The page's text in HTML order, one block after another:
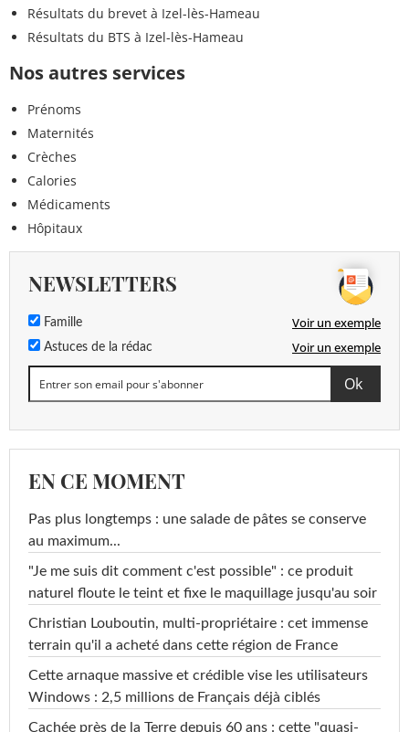
Résultats du brevet à Izel-lès-Hameau
Résultats du BTS à Izel-lès-Hameau
Nos autres services
Prénoms
Maternités
Crèches
Calories
Médicaments
Hôpitaux
NEWSLETTERS
Famille Voir un exemple
Astuces de la rédac Voir un exemple
EN CE MOMENT
Pas plus longtemps : une salade de pâtes se conserve
au maximum...
"Je me suis dit comment c'est possible" : ce produit
naturel floute le teint et fixe le maquillage jusqu'au soir
Christian Louboutin, multi-propriétaire : cet immense
terrain qu'il a acheté dans cette région de France
Cette arnaque massive et crédible vise les utilisateurs
Windows : 2,5 millions de Français déjà ciblés
Cachée près de la Terre depuis 60 ans : cette "quasi-